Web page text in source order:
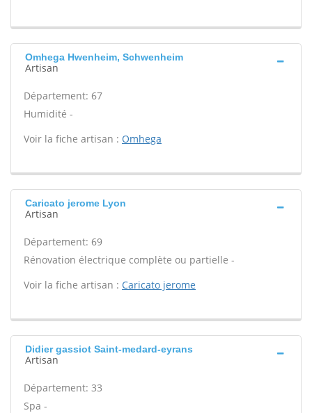
Omhega Hwenheim, Schwenheim
Artisan
Département: 67
Humidité -
Voir la fiche artisan : Omhega
Caricato jerome Lyon
Artisan
Département: 69
Rénovation électrique complète ou partielle -
Voir la fiche artisan : Caricato jerome
Didier gassiot Saint-medard-eyrans
Artisan
Département: 33
Spa -